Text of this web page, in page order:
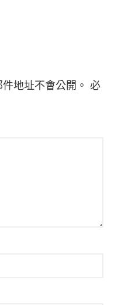
地址不會公開。 必